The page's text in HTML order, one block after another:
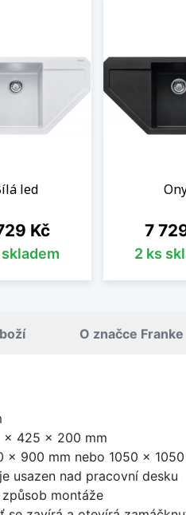
led
Kč
skladem
Cena
7
2 ks
O značce Franke
x 425 x 200 mm
x 900 mm nebo 1050 x
usazen nad pracovní desku
montáže